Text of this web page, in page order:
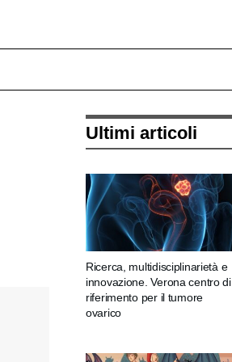
Ultimi articoli
Ricerca, multidisciplinarietà e
innovazione. Verona centro di
riferimento per il tumore
ovarico